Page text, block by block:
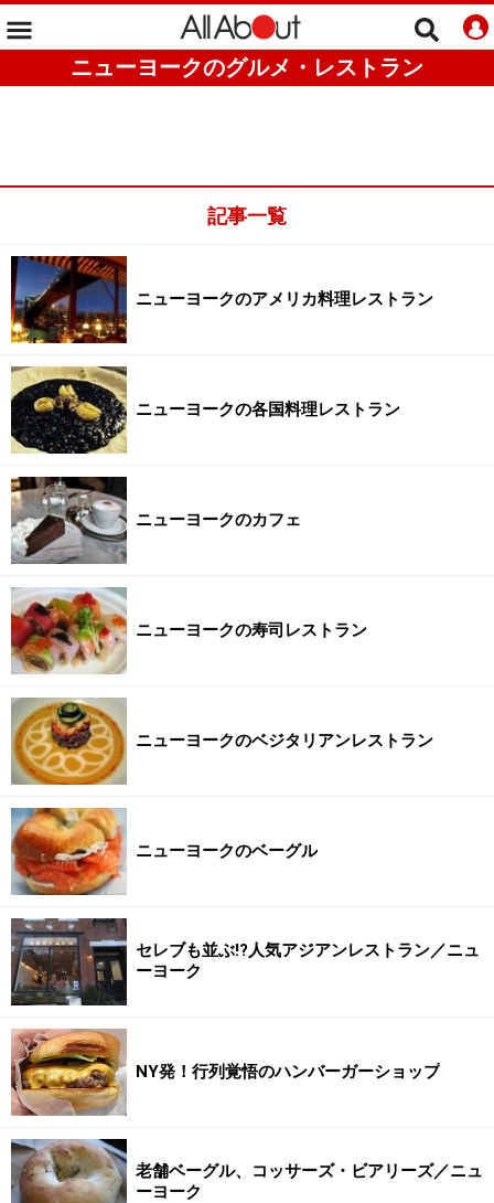
ニューヨークのグルメ・レストラン
記事一覧
ニューヨークのアメリカ料理レストラン
ニューヨークの各国料理レストラン
ニューヨークのカフェ
ニューヨークの寿司レストラン
ニューヨークのベジタリアンレストラン
ニューヨークのベーグル
セレブも並ぶ!?人気アジアンレストラン／ニュ
ーヨーク
NY発！行列覚悟のハンバーガーショップ
老舗ベーグル、コッサーズ・ビアリーズ／ニュ
ーヨーク